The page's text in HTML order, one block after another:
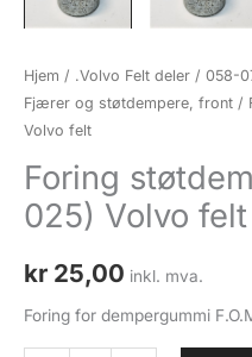
Hjem / .Volvo Felt deler / 058-
Fjærer og støtdempere, front /
Volvo felt
Foring
025) Volvo felt
kr 25,00 inkl. mva.
Foring for dempergummi